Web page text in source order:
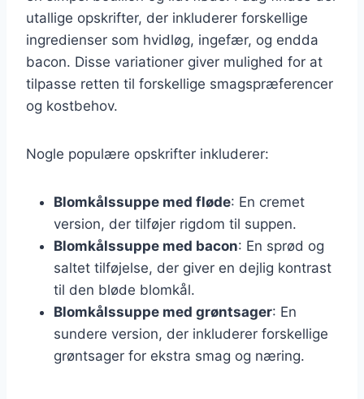
utallige opskrifter, der inkluderer forskellige
ingredienser som hvidløg, ingefær, og endda
bacon. Disse variationer giver mulighed for at
tilpasse retten til forskellige smagspræferencer
og kostbehov.
Nogle populære opskrifter inkluderer:
Blomkålssuppe med fløde: En cremet
version, der tilføjer rigdom til suppen.
Blomkålssuppe med bacon: En sprød og
saltet tilføjelse, der giver en dejlig kontrast
til den bløde blomkål.
Blomkålssuppe med grøntsager: En
sundere version, der inkluderer forskellige
grøntsager for ekstra smag og næring.